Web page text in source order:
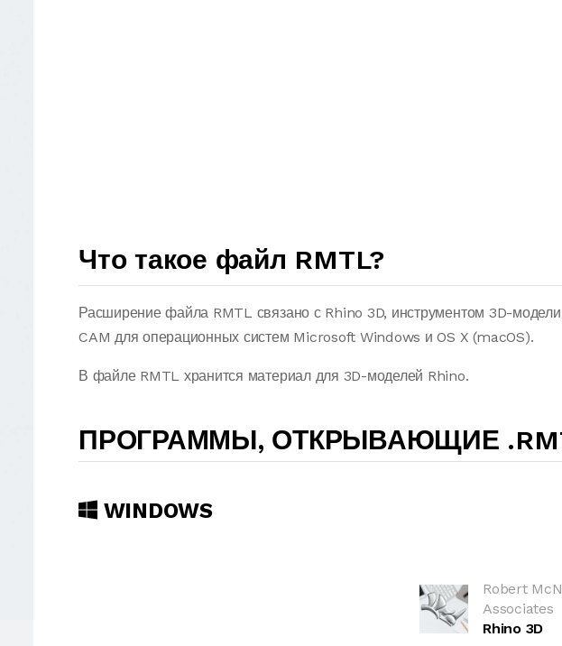
Что такое файл RMTL?
Расширение файла RMTL связано с Rhino 3D, инструментом 3D-
CAM для операционных систем Microsoft Windows и OS X (macOS).
В файле RMTL хранится материал для 3D-моделей Rhino.
ПРОГРАММЫ, ОТКРЫВАЮЩИЕ
WINDOWS
Robert
Associates
Rhino 3D